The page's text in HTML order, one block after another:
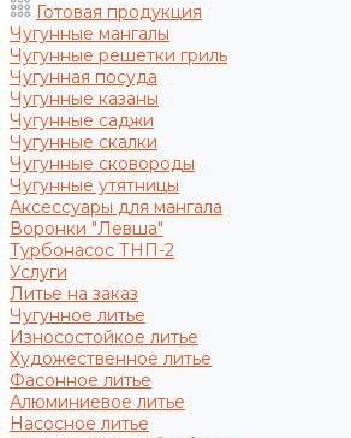
Готовая продукция
Чугунные мангалы
Чугунные решетки гриль
Чугунная посуда
Чугунные казаны
Чугунные саджи
Чугунные скалки
Чугунные сковороды
Чугунные утятницы
Аксессуары для мангала
Воронки "Левша"
Турбонасос ТНП-2
Услуги
Литье на заказ
Чугунное литье
Износостойкое литье
Художественное литье
Фасонное литье
Алюминиевое литье
Насосное литье